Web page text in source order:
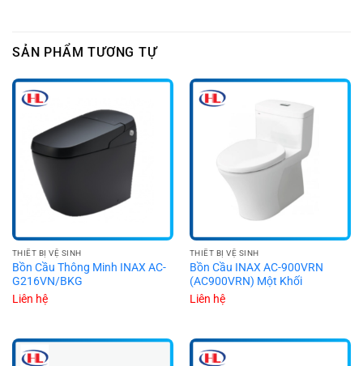
SẢN PHẨM TƯƠNG TỰ
THIẾT BỊ VỆ SINH
Bồn Cầu Thông Minh INAX AC-
G216VN/BKG
Liên hệ
THIẾT BỊ VỆ SINH
Bồn Cầu INAX AC-900VRN
(AC900VRN) Một Khối
Liên hệ